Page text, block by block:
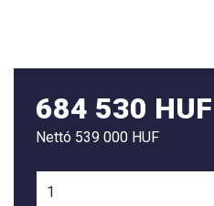
684 530 HUF
Nettó 539 000 HUF